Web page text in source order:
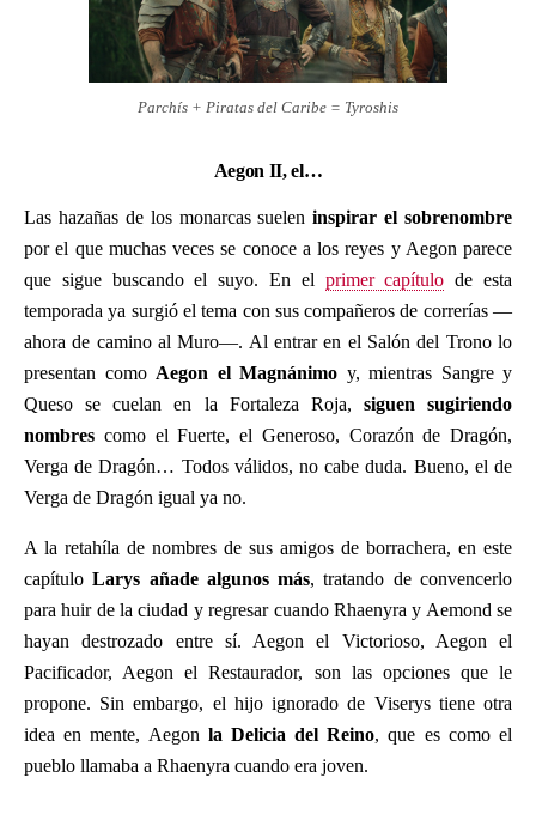
Parchís + Piratas del Caribe = Tyroshis
Aegon II, el…
Las hazañas de los monarcas suelen inspirar el sobrenombre
por el que muchas veces se conoce a los reyes y Aegon parece
que sigue buscando el suyo. En el primer capítulo de esta
temporada ya surgió el tema con sus compañeros de correrías —
ahora de camino al Muro—. Al entrar en el Salón del Trono lo
presentan como Aegon el Magnánimo y, mientras Sangre y
Queso se cuelan en la Fortaleza Roja, siguen sugiriendo
nombres como el Fuerte, el Generoso, Corazón de Dragón,
Verga de Dragón… Todos válidos, no cabe duda. Bueno, el de
Verga de Dragón igual ya no.
A la retahíla de nombres de sus amigos de borrachera, en este
capítuloLarys añade algunos más, tratando de convencerlo
para huir de la ciudad y regresar cuando Rhaenyra y Aemond se
hayan destrozado entre sí. Aegon el Victorioso, Aegon el
Pacificador, Aegon el Restaurador, son las opciones que le
propone. Sin embargo, el hijo ignorado de Viserys tiene otra
idea en mente, Aegon la Delicia del Reino, que es como el
pueblo llamaba a Rhaenyra cuando era joven.